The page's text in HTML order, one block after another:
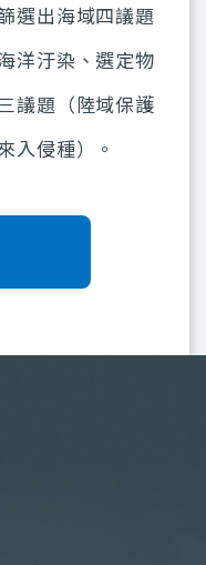
選出海域四議題
洋汙染、選定物
議題（陸域保護
入侵種）。